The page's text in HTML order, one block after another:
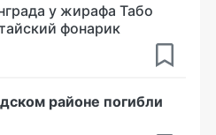
у жирафа Табо
фонарик
районе погибли